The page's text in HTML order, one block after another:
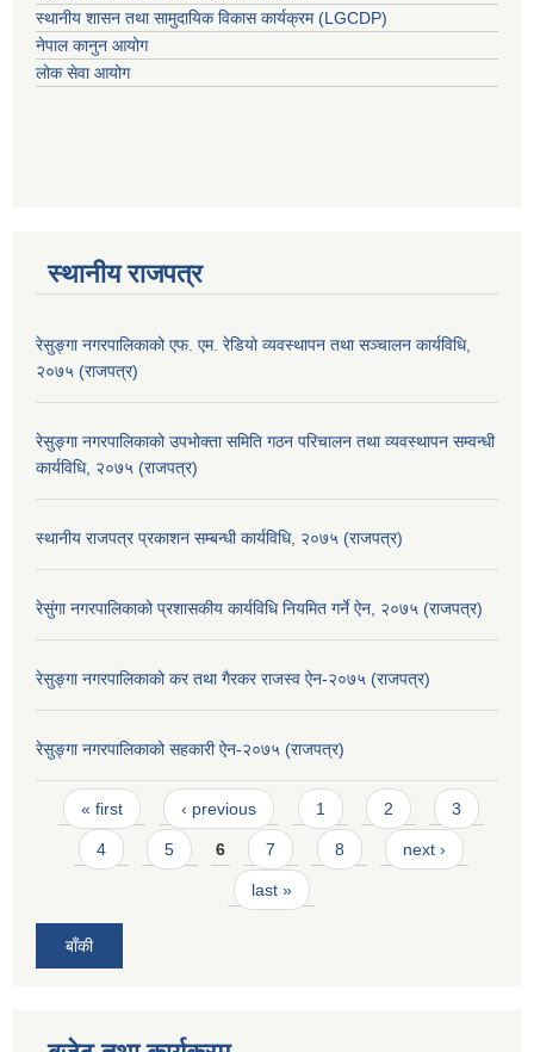
स्थानीय शासन तथा सामुदायिक विकास कार्यक्रम (LGCDP)
नेपाल कानुन आयोग
लोक सेवा आयोग
स्थानीय राजपत्र
रेसुङ्गा नगरपालिकाको एफ. एम. रेडियो व्यवस्थापन तथा सञ्चालन कार्यविधि,
२०७५ (राजपत्र)
रेसुङ्गा नगरपालिकाको उपभोक्ता समिति गठन परिचालन तथा व्यवस्थापन सम्वन्धी
कार्यविधि, २०७५ (राजपत्र)
स्थानीय राजपत्र प्रकाशन सम्बन्धी कार्यविधि, २०७५ (राजपत्र)
रेसुंगा नगरपालिकाको प्रशासकीय कार्यविधि नियमित गर्ने ऐन, २०७५ (राजपत्र)
रेसुङ्गा नगरपालिकाको कर तथा गैरकर राजस्व ऐन-२०७५ (राजपत्र)
रेसुङ्गा नगरपालिकाको सहकारी ऐन-२०७५ (राजपत्र)
Pages
« first ‹ previous 1 2 3
4 5 6 7 8 next ›
last »
बाँकी